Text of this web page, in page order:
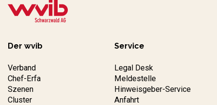
Der wvib
Verband
Chef-Erfa
Szenen
Cluster
Service
Legal Desk
Meldestelle
Hinweisgeber-Service
Anfahrt